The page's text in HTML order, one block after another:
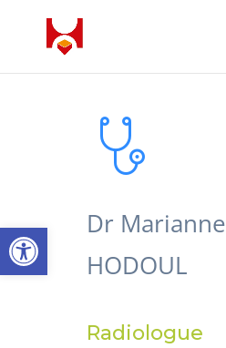
Ouvrir la barre d’outilsDr Marianne
HODOUL
Radiologue